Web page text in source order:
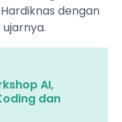
dengan
AI,
dan